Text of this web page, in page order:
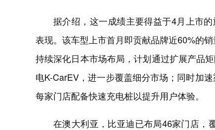
据介绍，这一成绩主要得益于4月上市
表现。该车型上市首月即贡献品牌近60%的
持续深化日本市场布局，计划通过扩展产品
电K-CarEV，进一步覆盖细分市场；同时加
每家门店配备快速充电桩以提升用户体验。
在澳大利亚，比亚迪已布局46家门店，